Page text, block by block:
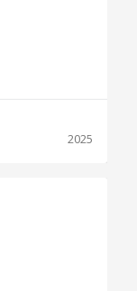
2025